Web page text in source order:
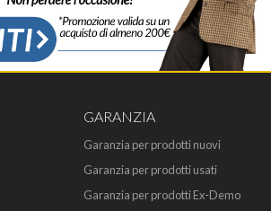
GARANZIA
Garanzia per prodotti nuovi
Garanzia per prodotti usati
Garanzia per prodotti Ex-Demo